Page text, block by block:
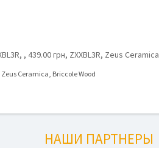
, 439.00 грн, ZXXBL3R, Zeus
Zeus Ceramica, Briccole Wood
НАШИ ПАРТНЕРЫ